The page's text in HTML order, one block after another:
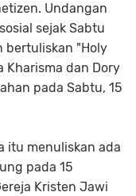
Undangan
sejak Sabtu
bertuliskan "Holy
Kharisma dan Dory
pada Sabtu, 15
itu menuliskan ada
pada 15
Kristen Jawi